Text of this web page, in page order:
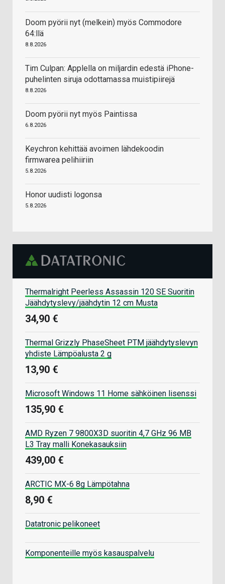
Doom pyörii nyt (melkein) myös Commodore
64:llä
8.8.2026
Tim Culpan: Applella on miljardin edestä iPhone-
puhelinten siruja odottamassa muistipiirejä
8.8.2026
Doom pyörii nyt myös Paintissa
6.8.2026
Keychron kehittää avoimen lähdekoodin
firmwarea pelihiiriin
5.8.2026
Honor uudisti logonsa
5.8.2026
Thermalright Peerless Assassin 120 SE Suoritin
Jäähdytyslevy/jäähdytin 12 cm Musta
34,90 €
Thermal Grizzly PhaseSheet PTM jäähdytyslevyn
yhdiste Lämpöalusta 2 g
13,90 €
Microsoft Windows 11 Home sähköinen lisenssi
135,90 €
AMD Ryzen 7 9800X3D suoritin 4,7 GHz 96 MB
L3 Tray malli Konekasauksiin
439,00 €
ARCTIC MX-6 8g Lämpötahna
8,90 €
Datatronic pelikoneet
Komponenteille myös kasauspalvelu